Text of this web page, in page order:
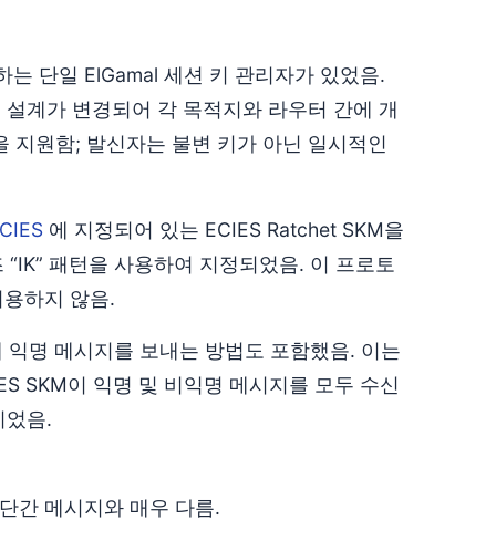
단일 ElGamal 세션 키 관리자가 있었음.
계가 변경되어 각 목적지와 라우터 간에 개
지원함; 발신자는 불변 키가 아닌 일시적인
에 지정되어 있는 ECIES Ratchet SKM을
패턴을 사용하여 지정되었음. 이 프로토
하지 않음.
명 메시지를 보내는 방법도 포함했음. 이는
SKM이 익명 및 비익명 메시지를 모두 수신
었음.
간 메시지와 매우 다름.